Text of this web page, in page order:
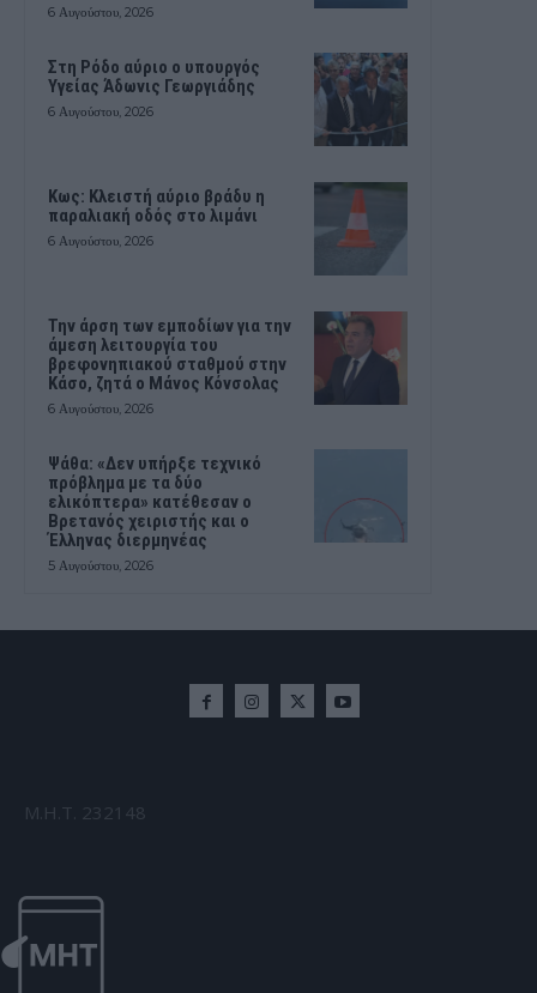
6 Αυγούστου, 2026
Στη Ρόδο αύριο ο υπουργός
Υγείας Άδωνις Γεωργιάδης
6 Αυγούστου, 2026
Κως: Κλειστή αύριο βράδυ η
παραλιακή οδός στο λιμάνι
6 Αυγούστου, 2026
Την άρση των εμποδίων για την
άμεση λειτουργία του
βρεφονηπιακού σταθμού στην
Κάσο, ζητά ο Μάνος Κόνσολας
6 Αυγούστου, 2026
Ψάθα: «Δεν υπήρξε τεχνικό
πρόβλημα με τα δύο
ελικόπτερα» κατέθεσαν ο
Βρετανός χειριστής και ο
Έλληνας διερμηνέας
5 Αυγούστου, 2026
Μ.Η.Τ. 232148